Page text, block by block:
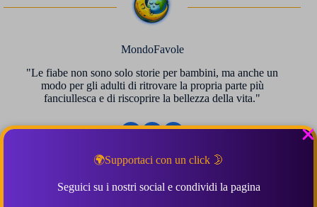
🌍Supportaci con un click 🌛
Seguici su i nostri social e condividi la pagina
MondoFavole
"Le fiabe non sono solo storie per bambini, ma anche un
modo per gli adulti di ritrovare la propria parte più
fanciullesca e di riscoprire la bellezza della vita."
ARTICOLI: 129